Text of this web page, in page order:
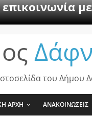
επικοινωνία
του Δήμου
ΑΡΧΗ ΑΝΑΚΟΙΝΩΣΕΙΣ